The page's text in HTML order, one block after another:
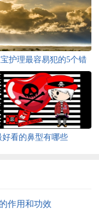
护理最容易犯的5个错
误
好看的鼻型有哪些
作用和功效